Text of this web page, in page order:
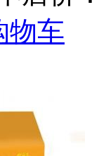
物车